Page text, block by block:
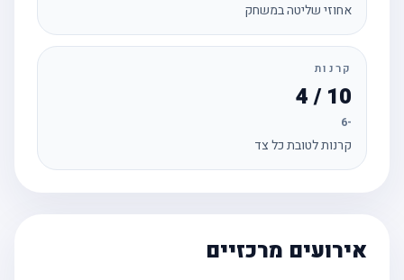
אחוזי שליטה במשחק
קרנות
10 / 4
קרנות לטובת כל צד
אירועים מרכזיים